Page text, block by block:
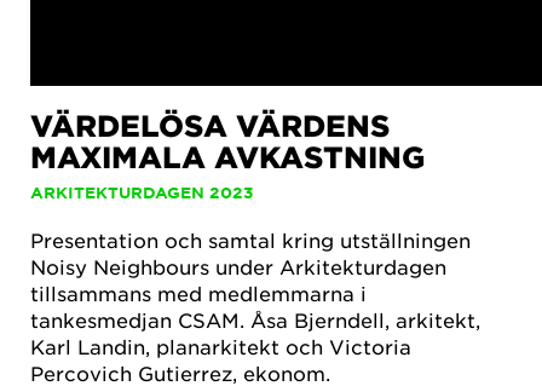
VÄRDELÖSA VÄRDENS
MAXIMALA AVKASTNING
ARKITEKTURDAGEN 2023
Presentation och samtal kring utställningen
Noisy Neighbours under Arkitekturdagen
tillsammans med medlemmarna i
tankesmedjan CSAM. Åsa Bjerndell, arkitekt,
Karl Landin, planarkitekt och Victoria
Percovich Gutierrez, ekonom.